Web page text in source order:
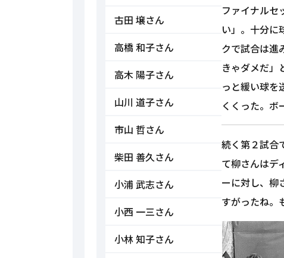
ファイナルセ
い」。十分に
クで試合は進
きゃダメだ」
っと緩い球を
くくった。ボ
続く第２試合
て柳さんはデ
ーに対し、柳
すがったね。
古田 壌さん
高橋 和子さん
高木 陽子さん
山川 道子さん
市山 哲さん
柴田 善久さん
小浦 武志さん
小西 一三さん
小林 知子さん